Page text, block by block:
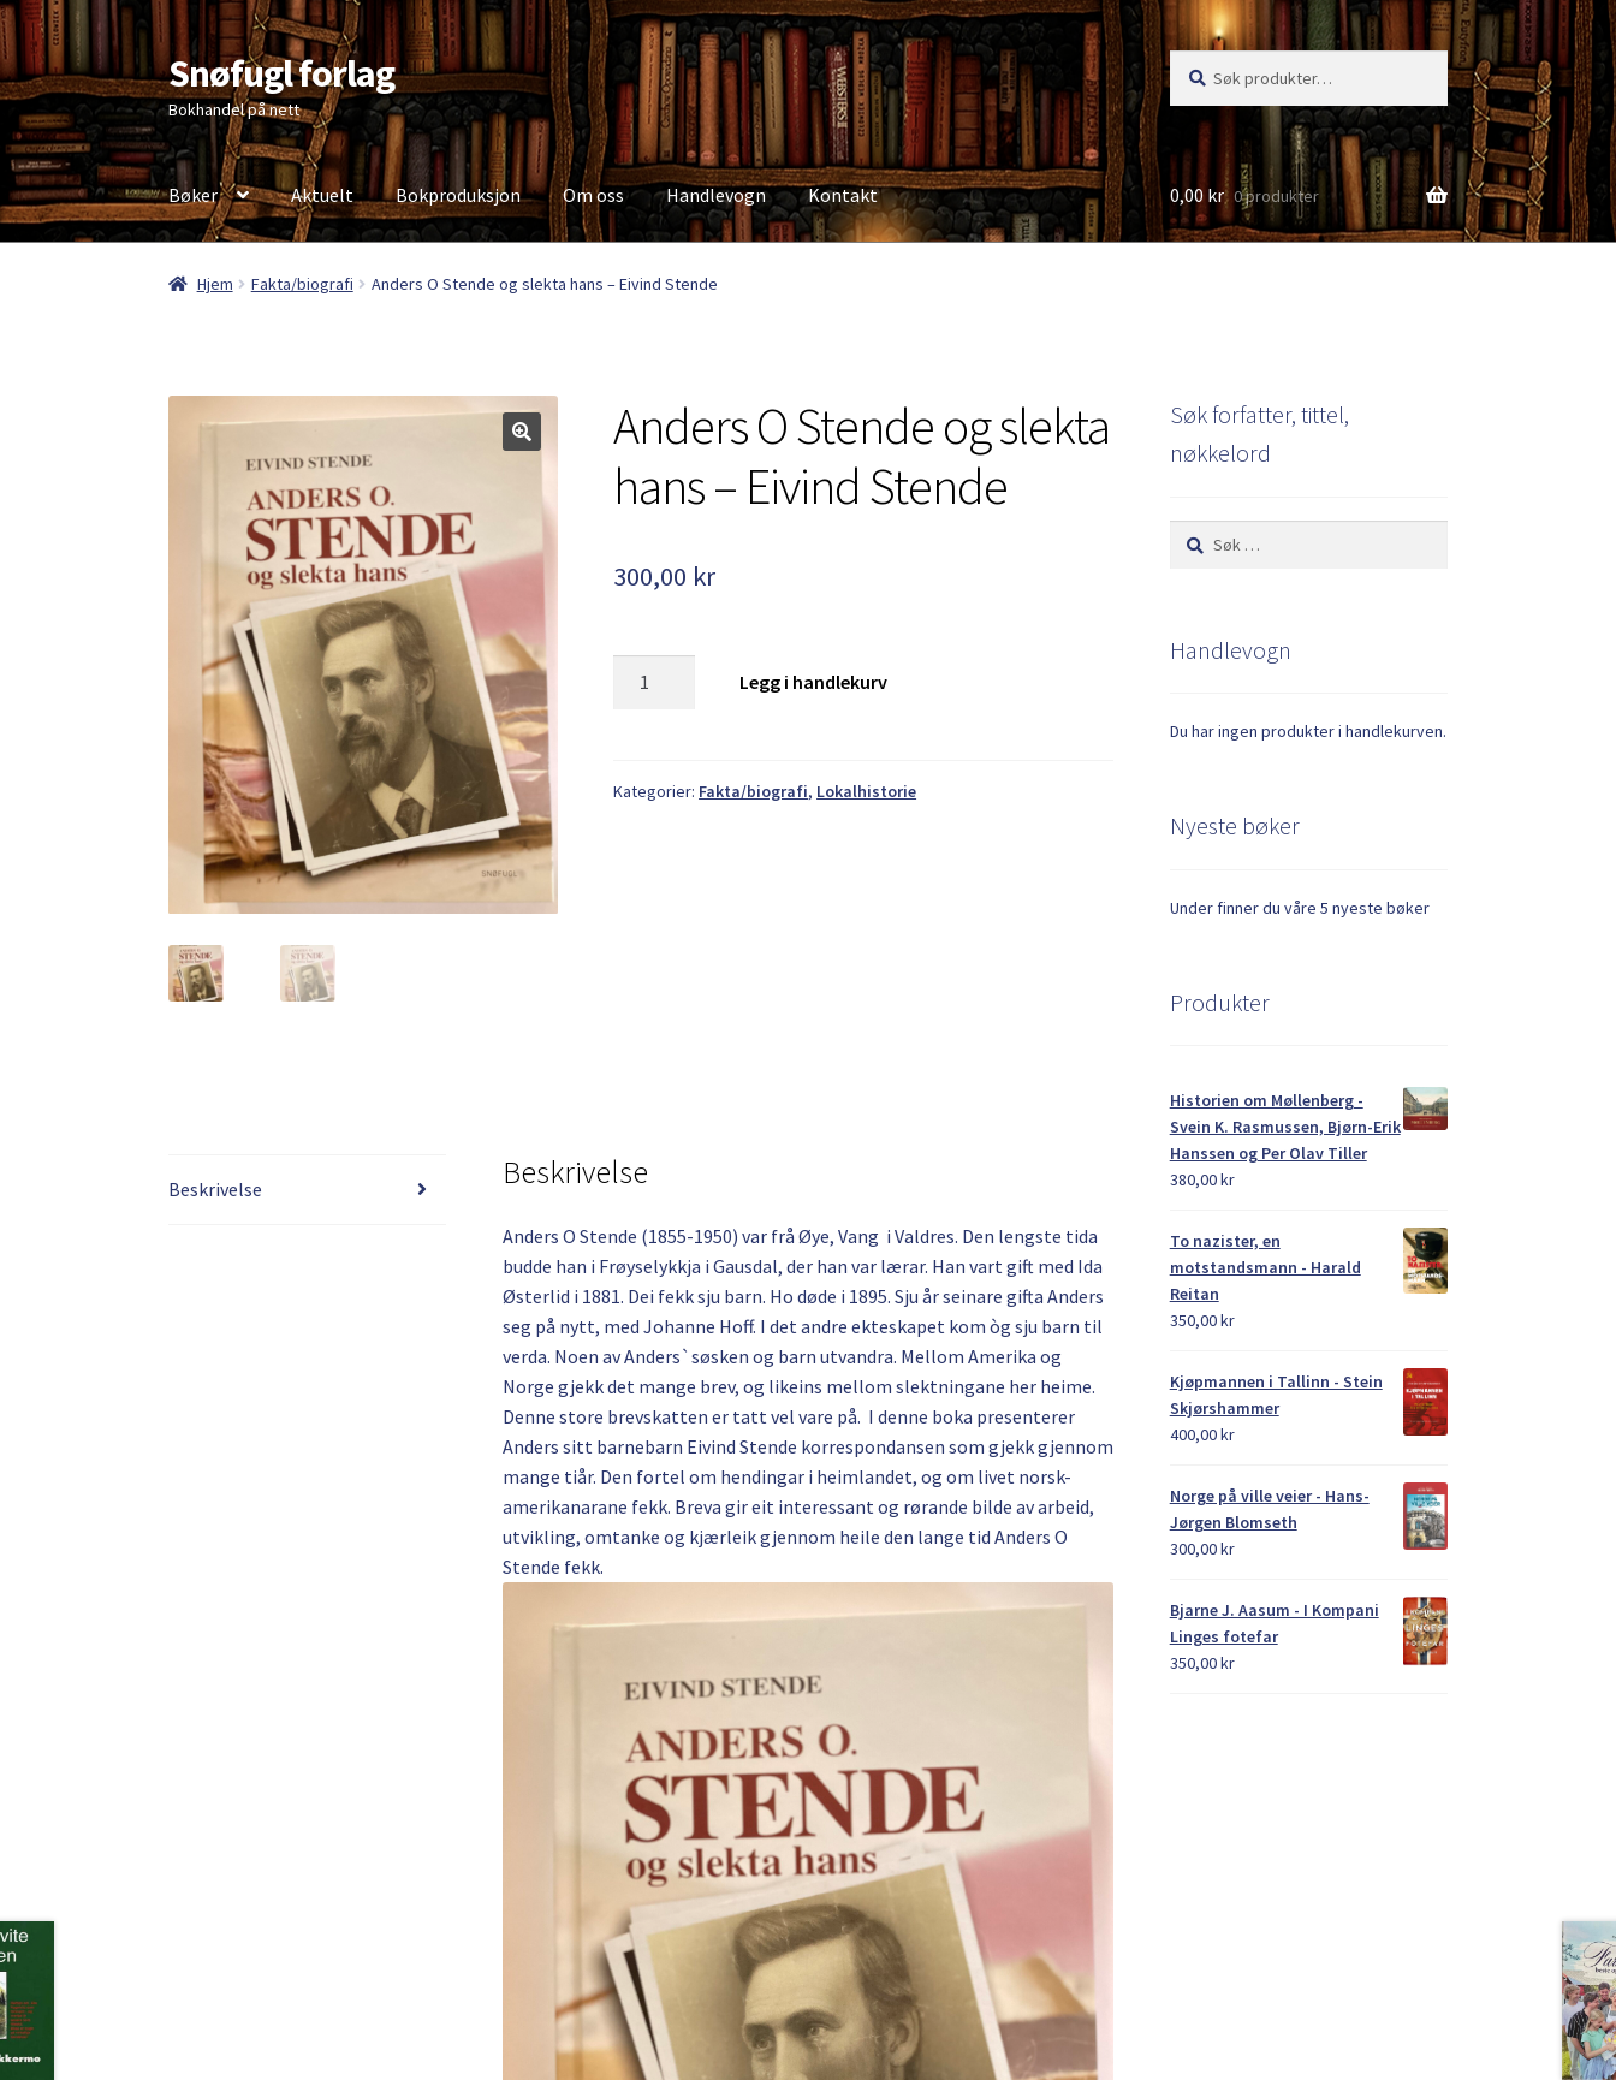
Hopp
til
navigasjon
Hopp
til
innhold
Snøfugl forlag
Bokhandel på nett
Søk
etter:
Søk
Bøker Aktuelt Bokproduksjon Om oss Handlevogn Kontakt
Hjem Aktuelt Antikvariske bøker Handlekurv Kasse Kategorier Kjøpsvilkår
0,00 kr 0 produkter
Hjem Fakta/biografi Anders O Stende og slekta hans – Eivind Stende
Anders O Stende og slekta
hans – Eivind Stende
300,00 kr
slekta
Legg i handlekurv
Kategorier: Fakta/biografi, Lokalhistorie
Beskrivelse Beskrivelse
Anders O Stende (1855-1950) var frå Øye, Vang i Valdres. Den lengste tida
budde han i Frøyselykkja i Gausdal, der han var lærar. Han vart gift med Ida
Østerlid i 1881. Dei fekk sju barn. Ho døde i 1895. Sju år seinare gifta Anders
seg på nytt, med Johanne Hoff. I det andre ekteskapet kom òg sju barn til
verda. Noen av Anders`søsken og barn utvandra. Mellom Amerika og
Norge gjekk det mange brev, og likeins mellom slektningane her heime.
Denne store brevskatten er tatt vel vare på. I denne boka presenterer
Anders sitt barnebarn Eivind Stende korrespondansen som gjekk gjennom
mange tiår. Den fortel om hendingar i heimlandet, og om livet norsk-
amerikanarane fekk. Breva gir eit interessant og rørande bilde av arbeid,
utvikling, omtanke og kjærleik gjennom heile den lange tid Anders O
Stende fekk.
Søk forfatter, tittel,
nøkkelord
Søk
etter:
Handlevogn
Du har ingen produkter i handlekurven.
Nyeste bøker
Under finner du våre 5 nyeste bøker
Produkter
Historien om Møllenberg -
Svein K. Rasmussen, Bjørn-Erik
Hanssen og Per Olav Tiller
380,00kr
To nazister, en
motstandsmann - Harald
Reitan
350,00kr
Kjøpmannen i Tallinn - Stein
Skjørshammer
400,00kr
Norge på ville veier - Hans-
Jørgen Blomseth
300,00kr
Bjarne J. Aasum - I Kompani
Linges fotefar
350,00kr